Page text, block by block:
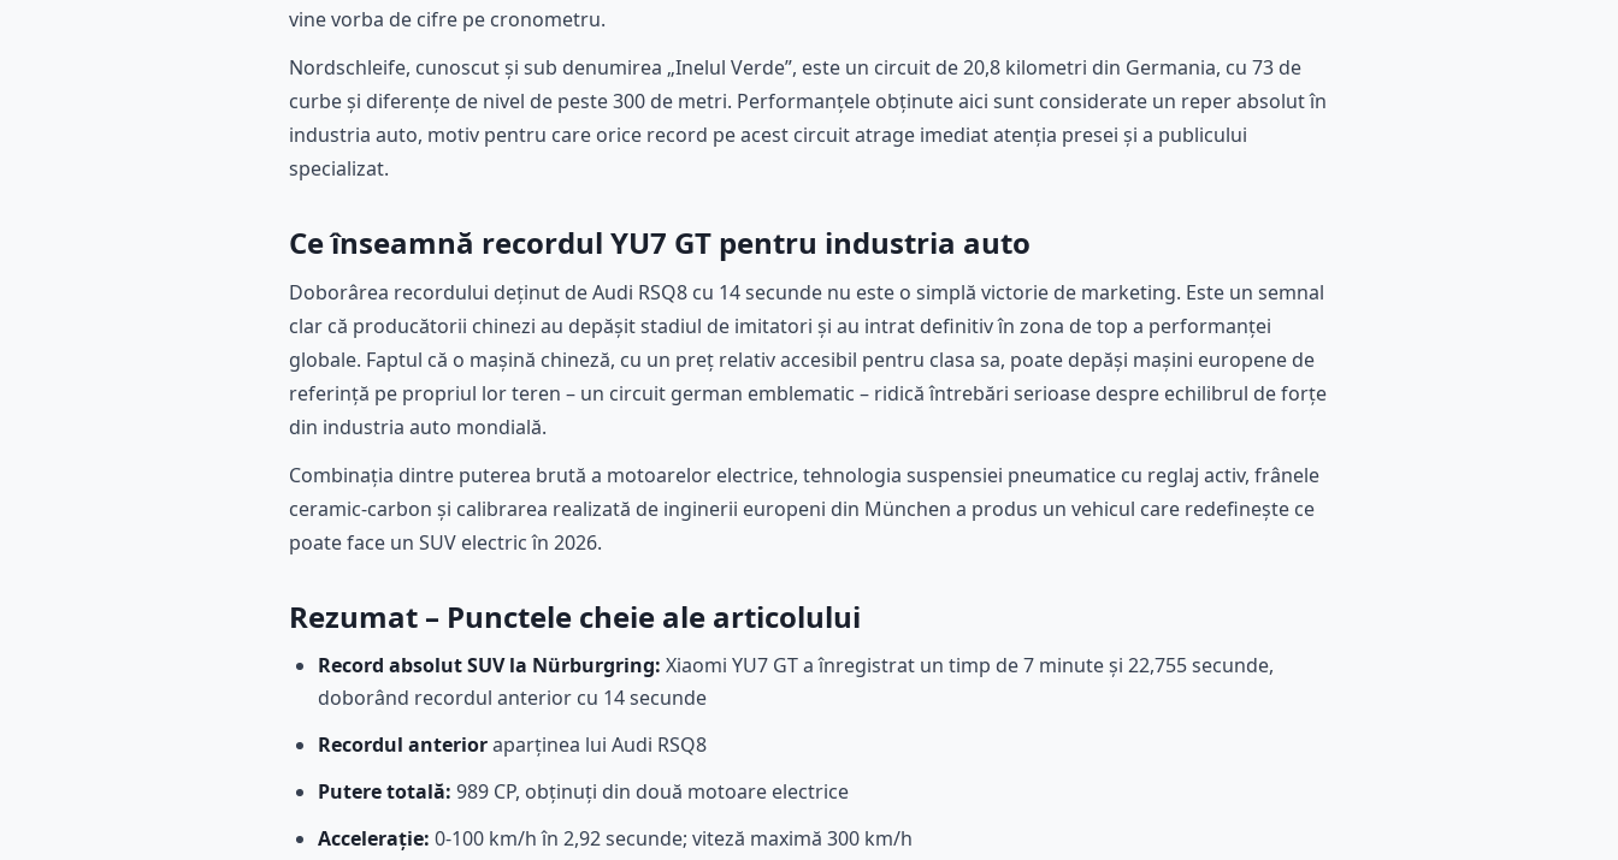
vine vorba de cifre pe cronometru.
Nordschleife, cunoscut și sub denumirea „Inelul Verde”, este un circuit de 20,8 kilometri din Germania, cu 73 de
curbe și diferențe de nivel de peste 300 de metri. Performanțele obținute aici sunt considerate un reper absolut în
industria auto, motiv pentru care orice record pe acest circuit atrage imediat atenția presei și a publicului
specializat.
Ce înseamnă recordul YU7 GT pentru industria auto
Doborârea recordului deținut de Audi RSQ8 cu 14 secunde nu este o simplă victorie de marketing. Este un semnal
clar că producătorii chinezi au depășit stadiul de imitatori și au intrat definitiv în zona de top a performanței
globale. Faptul că o mașină chineză, cu un preț relativ accesibil pentru clasa sa, poate depăși mașini europene de
referință pe propriul lor teren – un circuit german emblematic – ridică întrebări serioase despre echilibrul de forțe
din industria auto mondială.
Combinația dintre puterea brută a motoarelor electrice, tehnologia suspensiei pneumatice cu reglaj activ, frânele
ceramic-carbon și calibrarea realizată de inginerii europeni din München a produs un vehicul care redefinește ce
poate face un SUV electric în 2026.
Rezumat – Punctele cheie ale articolului
Record absolut SUV la Nürburgring: Xiaomi YU7 GT a înregistrat un timp de 7 minute și 22,755 secunde,
doborând recordul anterior cu 14 secunde
Recordul anterioraparținea lui Audi RSQ8
Putere totală: 989 CP, obținuți din două motoare electrice
Accelerație: 0-100 km/h în 2,92 secunde; viteză maximă 300 km/h